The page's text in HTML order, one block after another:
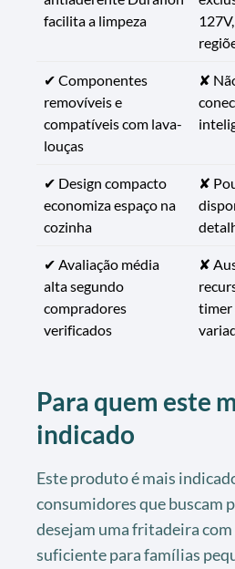
facilita a limpeza
✔ Componentes
removíveis e
compatíveis com lava-
louças
✘
✔ Design compacto
economiza espaço na
cozinha
✘
✔ Avaliação média
alta segundo
compradores
verificados
✘
timer
Para quem este
indicado
Este produto é mais
consumidores que buscam
desejam uma fritadeira com
suficiente para famílias